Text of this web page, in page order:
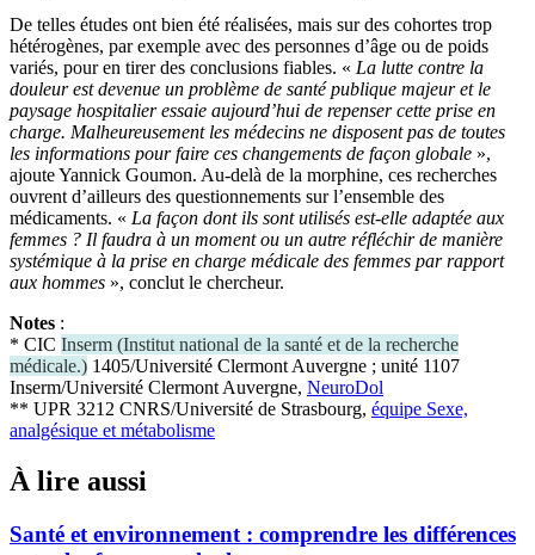
De telles études ont bien été réalisées, mais sur des cohortes trop
hétérogènes, par exemple avec des personnes d’âge ou de poids
variés, pour en tirer des conclusions fiables. « La lutte contre la
douleur est devenue un problème de santé publique majeur et le
paysage hospitalier essaie aujourd’hui de repenser cette prise en
charge. Malheureusement les médecins ne disposent pas de toutes
les informations pour faire ces changements de façon globale »,
ajoute Yannick Goumon. Au-delà de la morphine, ces recherches
ouvrent d’ailleurs des questionnements sur l’ensemble des
médicaments. « La façon dont ils sont utilisés est-elle adaptée aux
femmes ? Il faudra à un moment ou un autre réfléchir de manière
systémique à la prise en charge médicale des femmes par rapport
aux hommes », conclut le chercheur.
Notes :
* CIC Inserm (Institut national de la santé et de la recherche
médicale.) 1405/Université Clermont Auvergne ; unité 1107
Inserm/Université Clermont Auvergne, NeuroDol
** UPR 3212 CNRS/Université de Strasbourg, équipe Sexe,
analgésique et métabolisme
À lire aussi
Santé et environnement : comprendre les différences